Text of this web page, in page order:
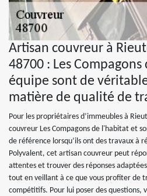
Artisan couvreur à
48700 : Les
équipe sont de
matière de qualité de
Pour les propriétaires d’immeubles à
couvreur Les Compagons de l'habitat et
de référence lorsqu’ils ont des travaux à
Polyvalent, cet artisan couvreur peut
attentes et trouver des réponses
tout en veillant à ce que vous profiter de
compétitifs. Pour lui poser des questions,